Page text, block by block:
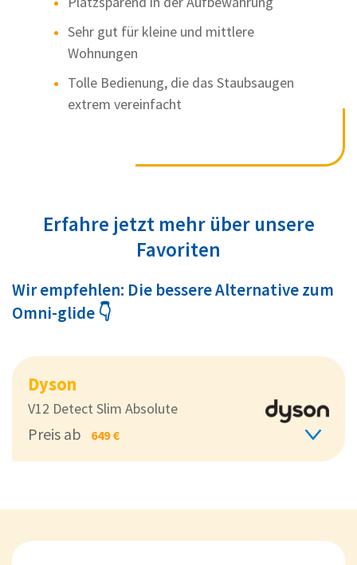
Sehr gut für kleine und mittlere
Wohnungen
Tolle Bedienung, die das Staubsaugen
extrem vereinfacht
Erfahre jetzt mehr über unsere
Favoriten
Wir empfehlen: Die bessere Alternative zum
Omni-glide 👇
Dyson
V12 Detect Slim Absolute
Preis ab 649 €